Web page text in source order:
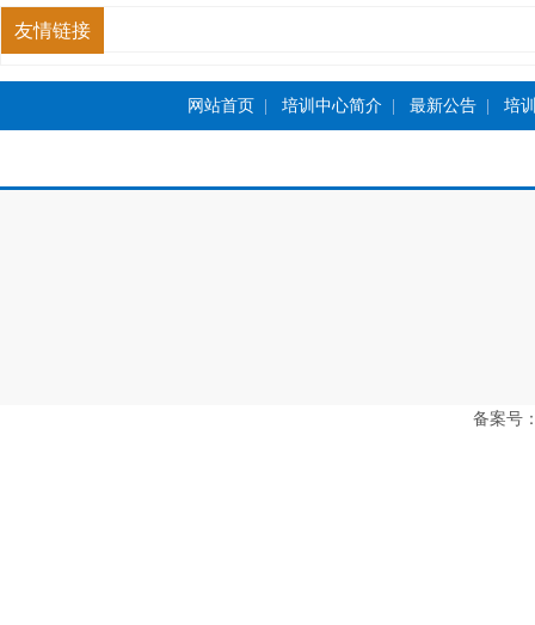
友情链接
网站首页 培训中心简介| 最新公告| 培
备案号